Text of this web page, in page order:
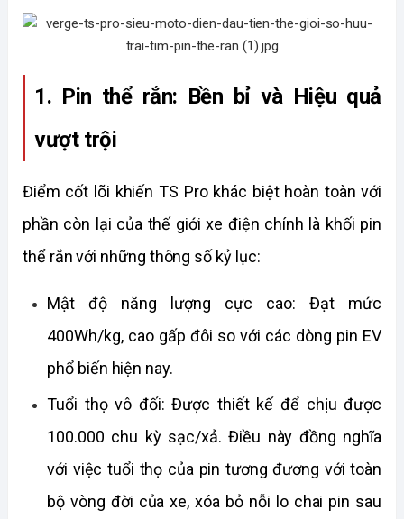
1. Pin thể rắn: Bền bỉ và Hiệu quả
vượt trội
Điểm cốt lõi khiến TS Pro khác biệt hoàn toàn với
phần còn lại của thế giới xe điện chính là khối pin
thể rắn với những thông số kỷ lục:
Mật độ năng lượng cực cao: Đạt mức
400Wh/kg, cao gấp đôi so với các dòng pin EV
phổ biến hiện nay.
Tuổi thọ vô đối: Được thiết kế để chịu được
100.000 chu kỳ sạc/xả. Điều này đồng nghĩa
với việc tuổi thọ của pin tương đương với toàn
bộ vòng đời của xe, xóa bỏ nỗi lo chai pin sau